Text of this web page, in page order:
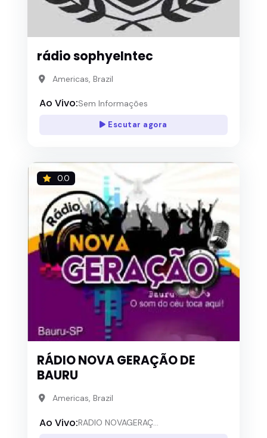
rádio sophyeIntec
Americas, Brazil
Ao Vivo:Sem Informações
Escutar agora
0.0
RÁDIO NOVA GERAÇÃO DE
BAURU
Americas, Brazil
Ao Vivo:RADIO NOVAGERAÇ...